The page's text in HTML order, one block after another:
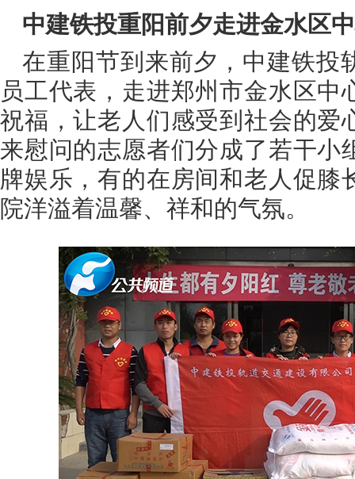
中建铁投重阳前夕走进金水区
在重阳节到来前夕，中建铁投
员工代表，走进郑州市金水区中
祝福，让老人们感受到社会的爱
来慰问的志愿者们分成了若干小
牌娱乐，有的在房间和老人促膝
院洋溢着温馨、祥和的气氛。